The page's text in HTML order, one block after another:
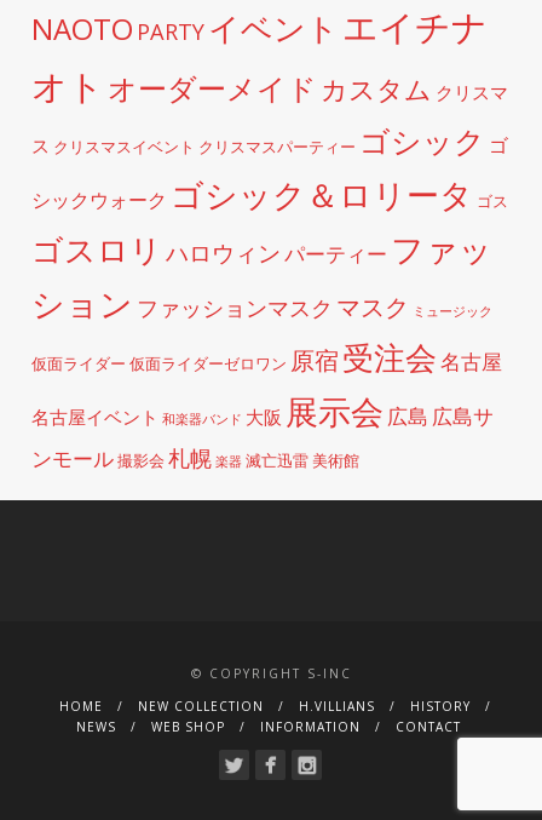
NAOTO PARTY イベント エイチナ
オト オーダーメイド カスタム クリスマ
ス クリスマスイベント クリスマスパーティー ゴシック ゴ
シックウォーク ゴシック＆ロリータ ゴス
ゴスロリ ハロウィンパーティー ファッ
ション ファッションマスク マスク ミュージック
仮面ライダー 仮面ライダーゼロワン 原宿受注会名古屋
名古屋イベント 和楽器バンド 大阪 展示会 広島 広島サ
ンモール撮影会 札幌 楽器 滅亡迅雷美術館
© COPYRIGHT S-INC
HOME
NEW COLLECTION H.VILLIANS
HISTORY
NEWS
WEB SHOP INFORMATION CONTACT